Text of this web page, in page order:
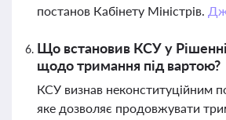
постанов Кабінету Міністрів.
Що встановив КСУ у
щодо тримання під вартою?
КСУ визнав неконституційним
яке дозволяє продовжувати